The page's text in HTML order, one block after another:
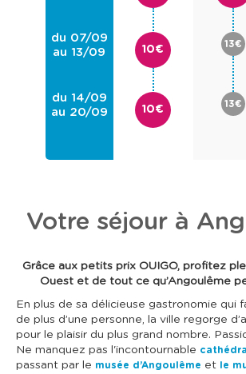
du 07/09
au 13/09
du 14/09
au 20/09
10€
10€
13€
13€
Votre séjour à
Grâce aux petits prix OUIGO, profitez
Ouest et de tout ce qu’Angoulême
En plus de sa délicieuse gastronomie qui
de plus d’une personne, la ville regorge
pour le plaisir du plus grand nombre.
Ne manquez pas l'incontournable
passant par le musée d’Angoulême et le